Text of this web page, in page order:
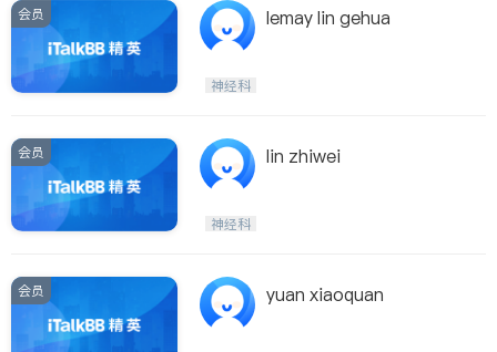
会员 lemay lin gehua
神经科
会员 lin zhiwei
神经科
会员 yuan xiaoquan